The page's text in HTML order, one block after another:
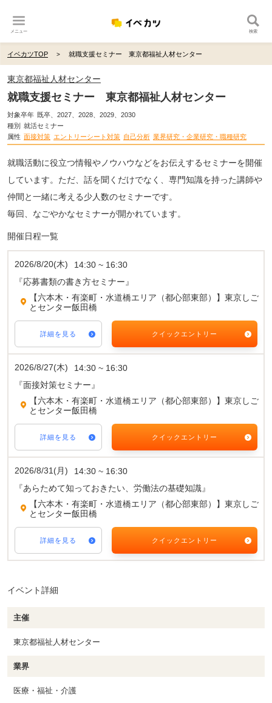
メニュー 検索
イベカツTOP 就職支援セミナー 東京都福祉人材センター
東京都福祉人材センター
就職支援セミナー 東京都福祉人材センター
対象卒年 既卒、2027、2028、2029、2030
種別 就活セミナー
属性 面接対策 エントリーシート対策 自己分析 業界研究・企業研究・職種研究
就職活動に役立つ情報やノウハウなどをお伝えするセミナーを開催
しています。ただ、話を聞くだけでなく、専門知識を持った講師や
仲間と一緒に考える少人数のセミナーです。
毎回、なごやかなセミナーが開かれています。
開催日程一覧
2026/8/20(木)
14:30 ~ 16:30
『応募書類の書き方セミナー』
【六本木・有楽町・水道橋エリア（都心部東部）】東京しご
とセンター飯田橋
詳細を見る クイックエントリー
2026/8/27(木)
14:30 ~ 16:30
『面接対策セミナー』
【六本木・有楽町・水道橋エリア（都心部東部）】東京しご
とセンター飯田橋
詳細を見る クイックエントリー
2026/8/31(月)
14:30 ~ 16:30
『あらためて知っておきたい、労働法の基礎知識』
【六本木・有楽町・水道橋エリア（都心部東部）】東京しご
とセンター飯田橋
詳細を見る クイックエントリー
イベント詳細
主催
東京都福祉人材センター
業界
医療・福祉・介護